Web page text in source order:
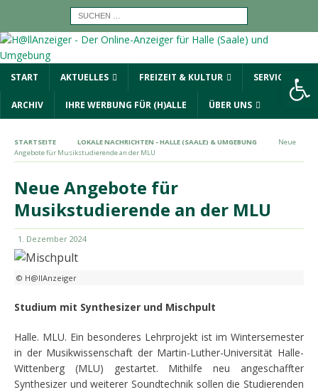
START AKTUELLES FREIZEIT & KULTUR SERVICE
ARCHIV IHRE WERBUNG FÜR (H)ALLE ÜBER UNS
STARTSEITE LOKALE NACHRICHTEN - HALLE (SAALE) & UMGEBUNG
Neue
Angebote für Musikstudierende an der MLU
Neue Angebote für
Musikstudierende an der MLU
1. Dezember 2024
© H@llAnzeiger
Studium mit Synthesizer und Mischpult
Halle. MLU. Ein besonderes Lehrprojekt ist im Wintersemester
in der Musikwissenschaft der Martin-Luther-Universität Halle-
Wittenberg (MLU) gestartet. Mithilfe neu angeschaffter
Synthesizer und weiterer Soundtechnik sollen die Studierenden
Werkzeugleiste öffnen